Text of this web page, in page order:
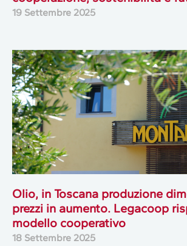
19 Settembre 2025
Olio, in Toscana produzione
prezzi in aumento. Legacoop
modello cooperativo
18 Settembre 2025